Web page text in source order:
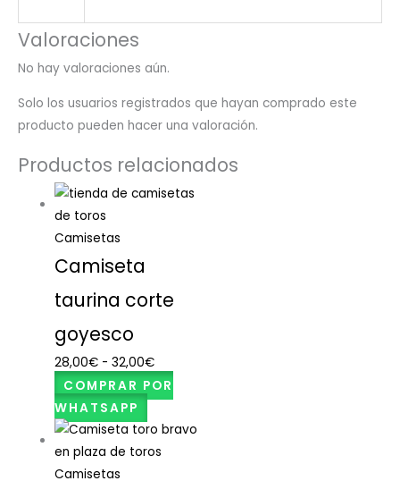
Valoraciones
No hay valoraciones aún.
Solo los usuarios registrados que hayan comprado este
producto pueden hacer una valoración.
Productos relacionados
Camisetas
Camiseta
taurina corte
goyesco
28,00€ - 32,00€
COMPRAR POR
WHATSAPP
Camisetas